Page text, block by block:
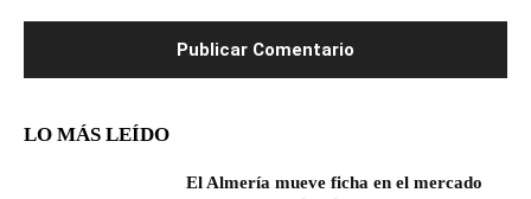
LO MÁS LEÍDO
El Almería mueve ficha en el mercado